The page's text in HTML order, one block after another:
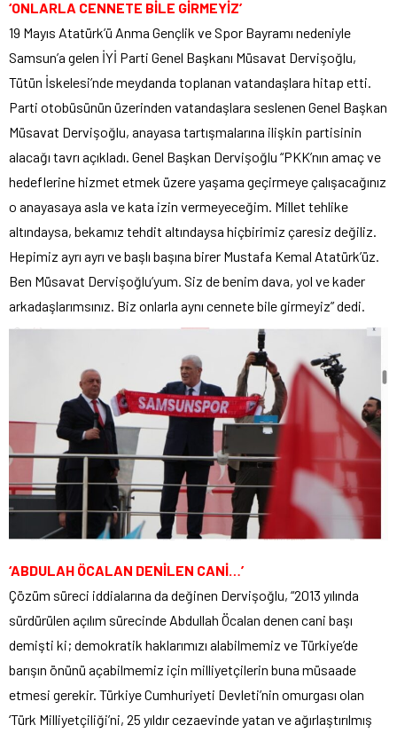
‘ONLARLA CENNETE BİLE GİRMEYİZ’
19 Mayıs Atatürk’ü Anma Gençlik ve Spor Bayramı nedeniyle
Samsun’a gelen İYİ Parti Genel Başkanı Müsavat Dervişoğlu,
Tütün İskelesi’nde meydanda toplanan vatandaşlara hitap etti.
Parti otobüsünün üzerinden vatandaşlara seslenen Genel Başkan
Müsavat Dervişoğlu, anayasa tartışmalarına ilişkin partisinin
alacağı tavrı açıkladı. Genel Başkan Dervişoğlu “PKK’nın amaç ve
hedeflerine hizmet etmek üzere yaşama geçirmeye çalışacağınız
o anayasaya asla ve kata izin vermeyeceğim. Millet tehlike
altındaysa, bekamız tehdit altındaysa hiçbirimiz çaresiz değiliz.
Hepimiz ayrı ayrı ve başlı başına birer Mustafa Kemal Atatürk’üz.
Ben Müsavat Dervişoğlu’yum. Siz de benim dava, yol ve kader
arkadaşlarımsınız. Biz onlarla aynı cennete bile girmeyiz” dedi.
‘ABDULAH ÖCALAN DENİLEN CANİ…’
Çözüm süreci iddialarına da değinen Dervişoğlu, “2013 yılında
sürdürülen açılım sürecinde Abdullah Öcalan denen cani başı
demişti ki; demokratik haklarımızı alabilmemiz ve Türkiye’de
barışın önünü açabilmemiz için milliyetçilerin buna müsaade
etmesi gerekir. Türkiye Cumhuriyeti Devleti’nin omurgası olan
‘Türk Milliyetçiliği’ni, 25 yıldır cezaevinde yatan ve ağırlaştırılmış